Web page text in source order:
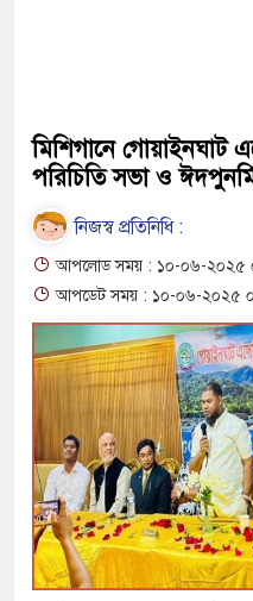
মিশিগানে গোয়াইনঘাট
পরিচিতি সভা ও
নিজস্ব প্রতিনিধি :
আপলোড সময় : ১০-০৬-২০২৫
আপডেট সময় : ১০-০৬-২০২৫